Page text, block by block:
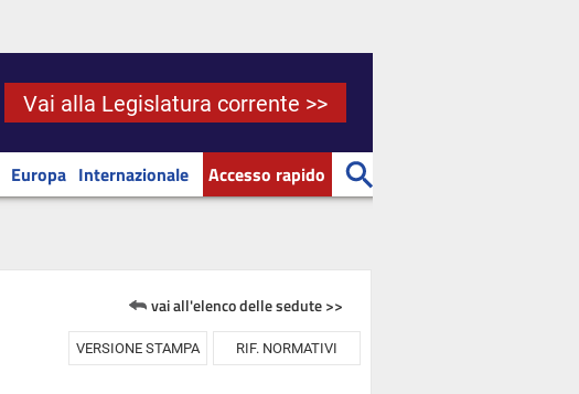
Vai alla Legislatura corrente >>
Europa Internazionale Accesso rapido
vai all'elenco delle sedute >>
VERSIONE STAMPA RIF. NORMATIVI